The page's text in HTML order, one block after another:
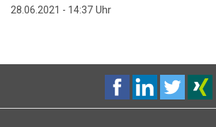
28.06.2021 - 14:37 Uhr